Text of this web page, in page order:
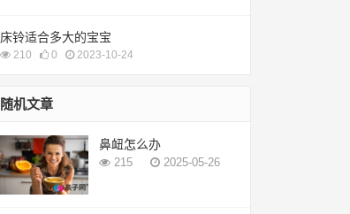
床铃适合多大的宝宝
210 0 2023-10-24
随机文章
鼻衄怎么办
215 2025-05-26